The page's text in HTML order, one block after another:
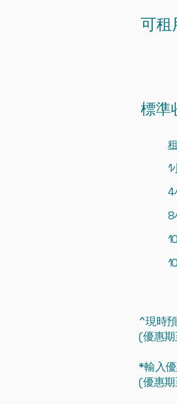
可租
標準
1
4
8
^現時
(優惠
*輸入
(優惠